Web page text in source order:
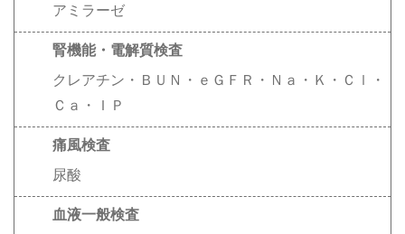
アミラーゼ
腎機能・電解質検査
クレアチン・ＢＵＮ・ｅＧＦＲ・Ｎａ・Ｋ・Ｃｌ・
Ｃａ・ＩＰ
痛風検査
尿酸
血液一般検査